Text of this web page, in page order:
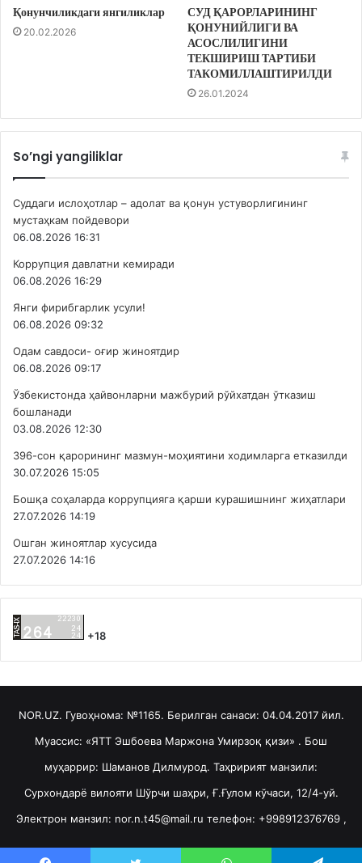
Қонунчиликдаги янгиликлар
20.02.2026
СУД ҚАРОРЛАРИНИНГ
ҚОНУНИЙЛИГИ ВА
АСОСЛИЛИГИНИ
ТЕКШИРИШ ТАРТИБИ
ТАКОМИЛЛАШТИРИЛДИ
26.01.2024
So’ngi yangiliklar
Суддаги ислоҳотлар – адолат ва қонун устуворлигининг
мустаҳкам пойдевори
06.08.2026 16:31
Коррупция давлатни кемиради
06.08.2026 16:29
Янги фирибгарлик усули!
06.08.2026 09:32
Одам савдоси- оғир жиноятдир
06.08.2026 09:17
Ўзбекистонда ҳайвонларни мажбурий рўйхатдан ўтказиш
бошланади
03.08.2026 12:30
396-сон қарорининг мазмун-моҳиятини ходимларга етказилди
30.07.2026 15:05
Бошқа соҳаларда коррупцияга қарши курашишнинг жиҳатлари
27.07.2026 14:19
Ошган жиноятлар хусусида
27.07.2026 14:16
+18
NOR.UZ. Гувоҳнома: №1165. Берилган санаси: 04.04.2017 йил.
Муассис: «ЯТТ Эшбоева Маржона Умирзоқ қизи» . Бош
муҳаррир: Шаманов Дилмурод. Таҳририят манзили:
Сурхондарё вилояти Шўрчи шаҳри, Ғ.Ғулом кўчаси, 12/4-уй.
Электрон манзил: nor.n.t45@mail.ru телефон: +998912376769 ,